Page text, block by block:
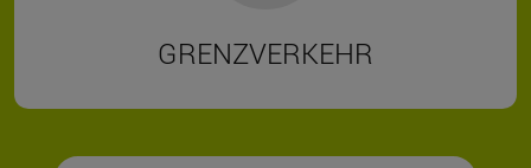
GRENZVERKEHR